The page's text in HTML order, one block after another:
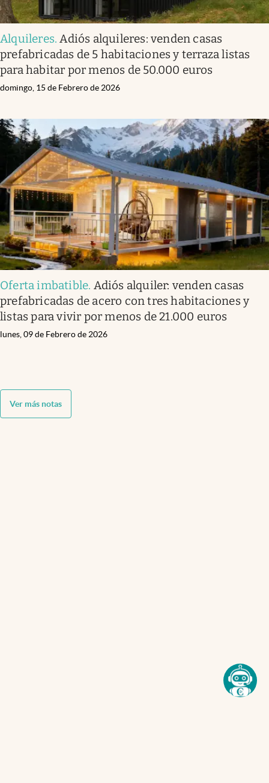
Alquileres.Adiós alquileres: venden casas
prefabricadas de 5 habitaciones y terraza listas
para habitar por menos de 50.000 euros
domingo, 15 de Febrero de 2026
Oferta imbatible. Adiós alquiler: venden casas
prefabricadas de acero con tres habitaciones y
listas para vivir por menos de 21.000 euros
lunes, 09 de Febrero de 2026
Ver más notas